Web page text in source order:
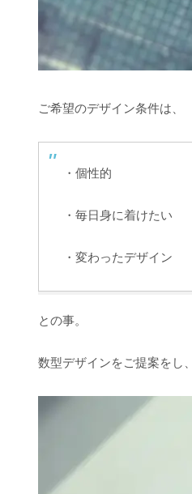
ご希望のデザイン条件は、
・個性的
・毎日身に着けたい
・変わったデザイン
との事。
数型デザインをご提案をし